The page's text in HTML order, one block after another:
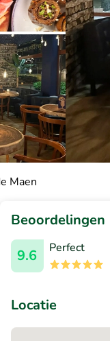
Maen
Beoordelingen
9.6
Perfect
Locatie